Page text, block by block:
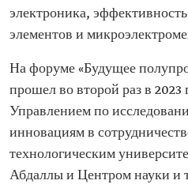
электроника,
элементов и
На форуме «Будущее
прошел во второй раз в 2023
Управлением по
инновациям в
технологическим
Абдаллы и Центром науки и